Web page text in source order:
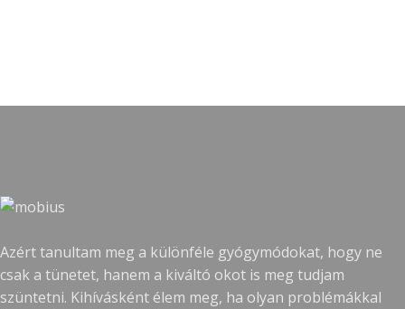
Azért tanultam meg a különféle gyógymódokat, hogy ne
csak a tünetet, hanem a kiváltó okot is meg tudjam
szüntetni. Kihívásként élem meg, ha olyan problémákkal